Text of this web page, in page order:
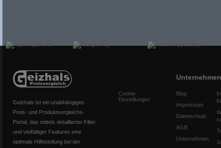
Geizhals ist ein unabhängiges
Preis- und Produktvergleichs-
Portal, das mittels detaillierter Filter
und vielfältiger Features eine
optimale Hilfestellung bei der
Cookie-
Einstellungen
Unternehmen
Blog
Impressum
Datenschutz
AGB
Unternehmen